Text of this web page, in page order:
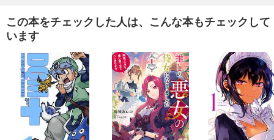
この本をチェックした人は、こんな本もチェックして
います